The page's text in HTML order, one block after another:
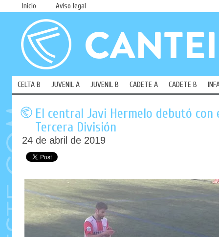
Inicio Aviso legal
CELTA B JUVENIL A JUVENIL B CADETE A CADETE B
El central Javi Hermelo debutó con
Tercera División
24 de abril de 2019